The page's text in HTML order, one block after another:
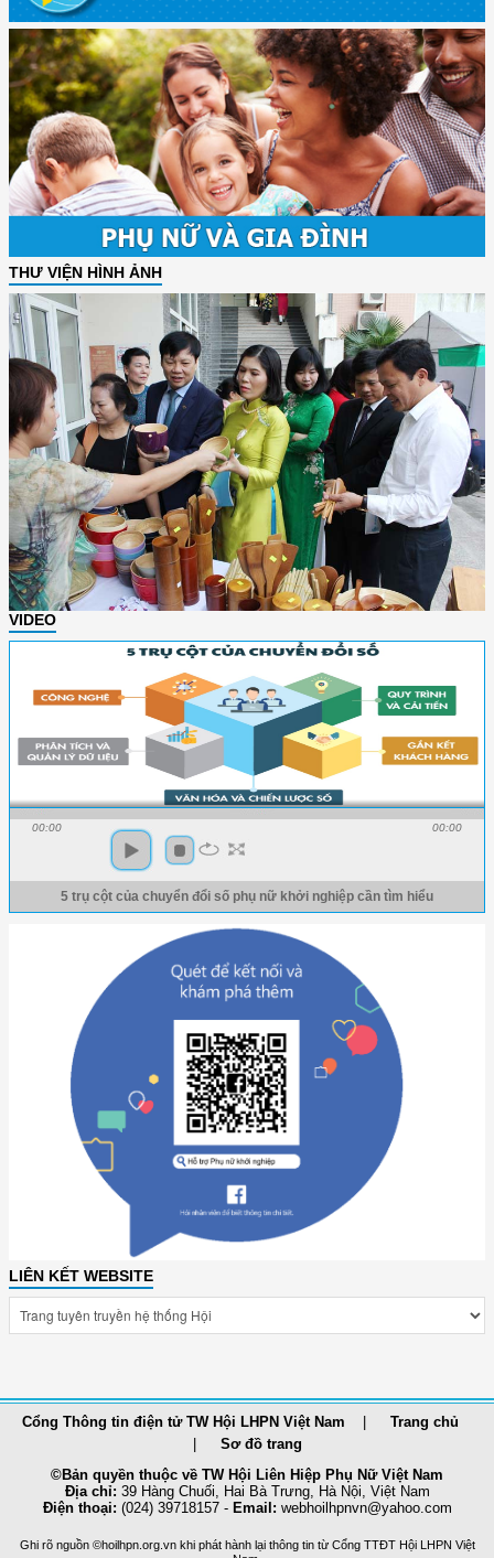
THƯ VIỆN HÌNH ẢNH
VIDEO
00:00 00:00
5 trụ cột của chuyển đổi số phụ nữ khởi nghiệp cần tìm hiểu
LIÊN KẾT WEBSITE
Cổng Thông tin điện tử TW Hội LHPN Việt Nam
Trang chủ
Sơ đồ trang
©Bản quyền thuộc về TW Hội Liên Hiệp Phụ Nữ Việt Nam
Địa chỉ: 39 Hàng Chuối, Hai Bà Trưng, Hà Nội, Việt Nam
Điện thoại: (024) 39718157 - Email: webhoilhpnvn@yahoo.com
Ghi rõ nguồn ©hoilhpn.org.vn khi phát hành lại thông tin từ Cổng TTÐT Hội LHPN Việt